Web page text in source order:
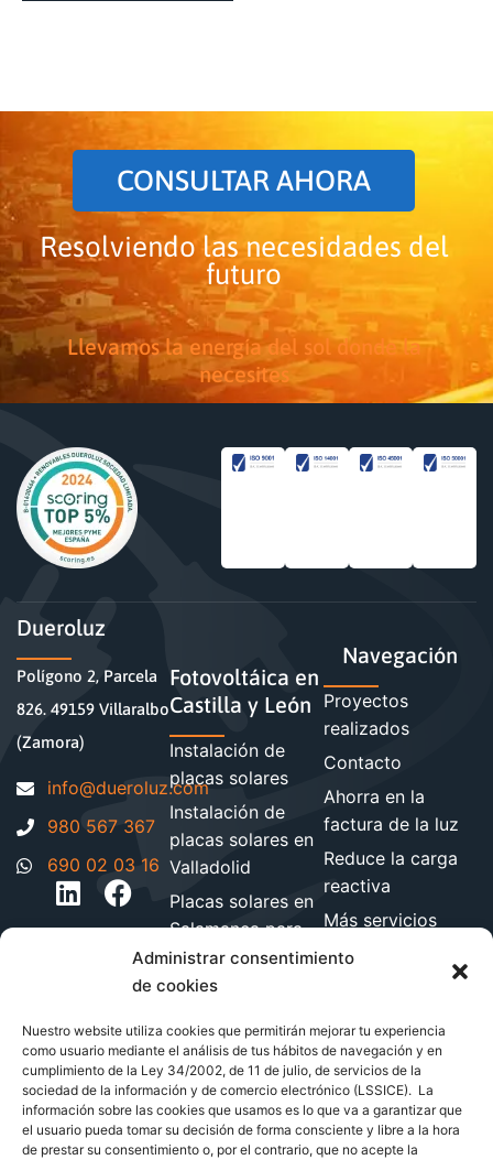
Administrar consentimiento
de cookies
Nuestro website utiliza cookies que permitirán mejorar tu experiencia
como usuario mediante el análisis de tus hábitos de navegación y en
cumplimiento de la Ley 34/2002, de 11 de julio, de servicios de la
sociedad de la información y de comercio electrónico (LSSICE). La
información sobre las cookies que usamos es lo que va a garantizar que
el usuario pueda tomar su decisión de forma consciente y libre a la hora
de prestar su consentimiento o, por el contrario, que no acepte la
CONSULTAR AHORA
Resolviendo las necesidades del
futuro
Llevamos la energía del sol donde la
necesites
Dueroluz
Polígono 2, Parcela
826. 49159 Villaralbo
(Zamora)
moc.zuloreud@ofni
980 567 367
690 02 03 16
Fotovoltáica en
Castilla y León
Instalación de
placas solares
Instalación de
placas solares en
Valladolid
Placas solares en
Salamanca para
hogares y
empresa
paneles solares
en León
Instalación de
paneles solares
Navegación
Proyectos
realizados
Contacto
Ahorra en la
factura de la luz
Reduce la carga
reactiva
Más servicios
energéticos
Blog de energía y